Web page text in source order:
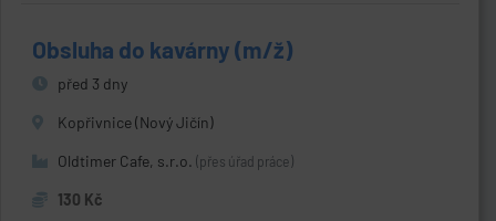
Obsluha do kavárny (m/ž)
před 3 dny
Kopřivnice (Nový Jičín)
Oldtimer Cafe, s.r.o. (přes úřad práce)
130 Kč